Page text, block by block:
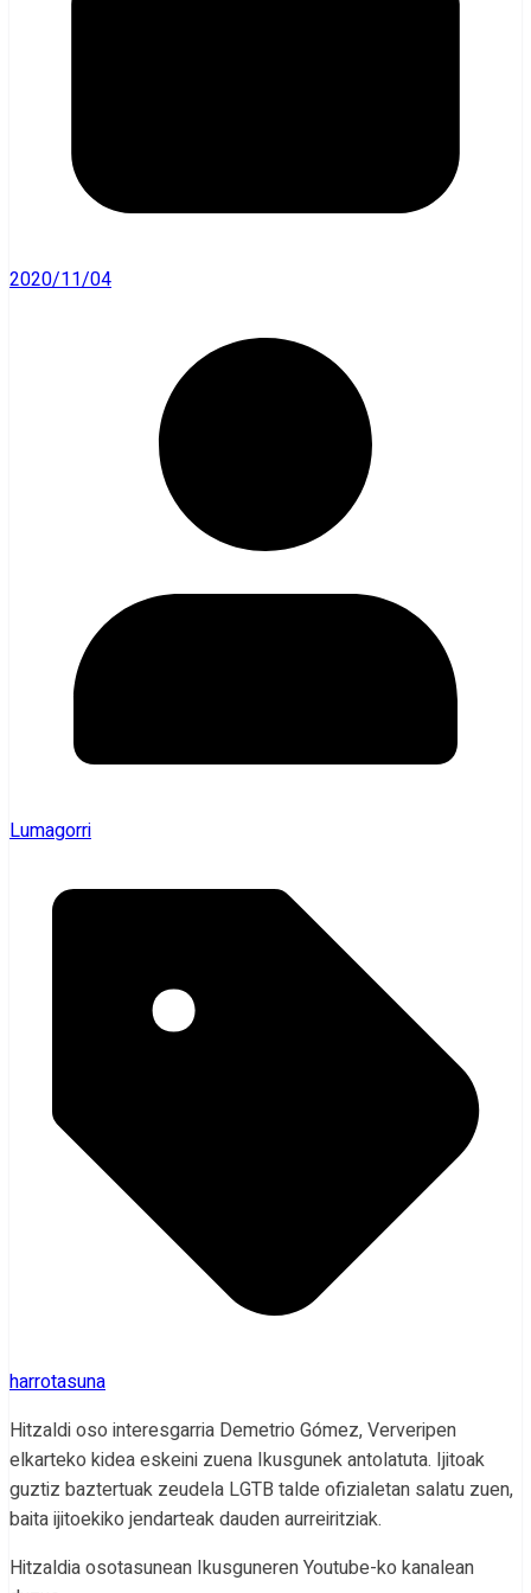
2020/11/04
Lumagorri
harrotasuna
Hitzaldi oso interesgarria Demetrio Gómez, Ververipen
elkarteko kidea eskeini zuena Ikusgunek antolatuta. Ijitoak
guztiz baztertuak zeudela LGTB talde ofizialetan salatu zuen,
baita ijitoekiko jendarteak dauden aurreiritziak.
Hitzaldia osotasunean Ikusguneren Youtube-ko kanalean